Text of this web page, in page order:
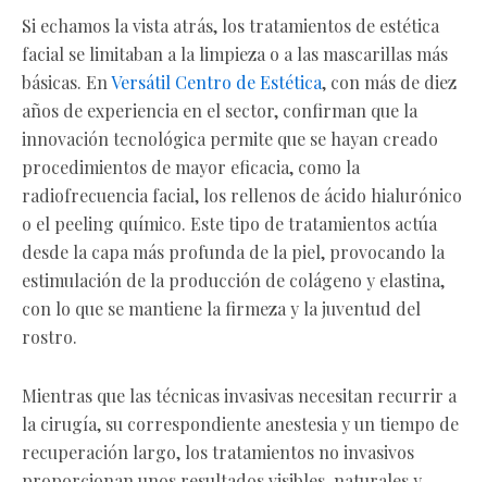
Si echamos la vista atrás, los tratamientos de estética
facial se limitaban a la limpieza o a las mascarillas más
básicas. EnVersátil Centro de Estética, con más de diez
años de experiencia en el sector, confirman que la
innovación tecnológica permite que se hayan creado
procedimientos de mayor eficacia, como la
radiofrecuencia facial, los rellenos de ácido hialurónico
o el peeling químico. Este tipo de tratamientos actúa
desde la capa más profunda de la piel, provocando la
estimulación de la producción de colágeno y elastina,
con lo que se mantiene la firmeza y la juventud del
rostro.
Mientras que las técnicas invasivas necesitan recurrir a
la cirugía, su correspondiente anestesia y un tiempo de
recuperación largo, los tratamientos no invasivos